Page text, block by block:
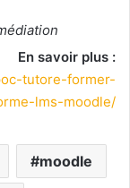
En savoir plus :
tutore-former-
lms-moodle/
moodle